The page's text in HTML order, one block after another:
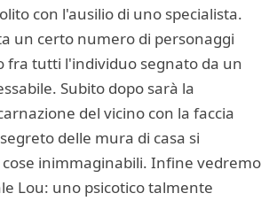
con l'ausilio di uno specialista.
un certo numero di personaggi
fra tutti l'individuo segnato da un
Subito dopo sarà la
del vicino con la faccia
delle mura di casa si
cose inimmaginabili. Infine vedremo
Lou: uno psicotico talmente